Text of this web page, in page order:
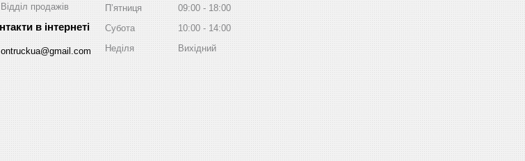
Відділ продажів
ontruckua@gmail.com
Пʼятниця
09:00
18:00
Субота
10:00
14:00
Неділя
Вихідний